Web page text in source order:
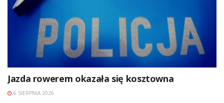
Jazda rowerem okazała się kosztowna
6 SIERPNIA 2026